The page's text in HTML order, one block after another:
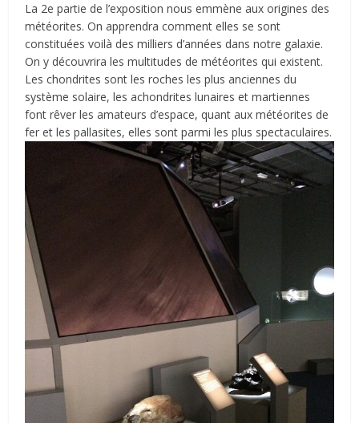
La 2e partie de l’exposition nous emmène aux origines des
météorites. On apprendra comment elles se sont
constituées voilà des milliers d’années dans notre galaxie.
On y découvrira les multitudes de météorites qui existent.
Les chondrites sont les roches les plus anciennes du
système solaire, les achondrites lunaires et martiennes
font rêver les amateurs d’espace, quant aux météorites de
fer et les pallasites, elles sont parmi les plus spectaculaires.